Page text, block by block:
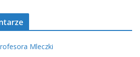
Mleczki